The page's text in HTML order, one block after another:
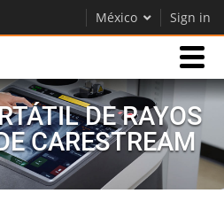
México Sign in
DE RAYOS
CARESTREAM